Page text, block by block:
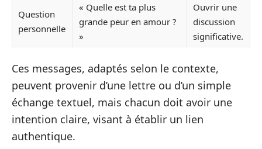
Question
personnelle
« Quelle est ta plus
grande peur en amour ?
»
Ouvrir une
discussion
significative.
Ces messages, adaptés selon le contexte,
peuvent provenir d’une lettre ou d’un simple
échange textuel, mais chacun doit avoir une
intention claire, visant à établir un lien
authentique.